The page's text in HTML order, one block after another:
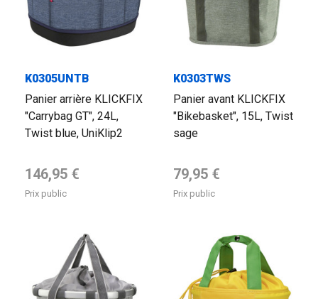
K0305UNTB
Panier arrière KLICKFIX
"Carrybag GT", 24L,
Twist blue, UniKlip2
Prix de base
146,95 €
Prix public
K0303TWS
Panier avant KLICKFIX
"Bikebasket", 15L, Twist
sage
Prix de base
79,95 €
Prix public